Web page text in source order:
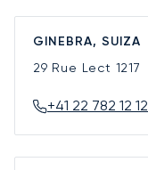
GINEBRA, SUIZA
29 Rue Lect 1217
+41 22 782 12 12